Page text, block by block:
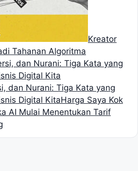
Kreator
Tahanan Algoritma
dan Nurani: Tiga Kata yang
Digital KitaHarga Saya Kok
AI Mulai Menentukan Tarif